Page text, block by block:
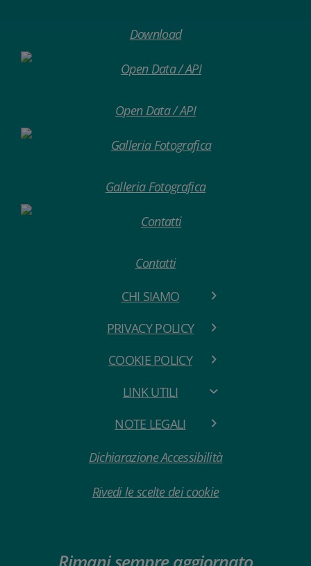
Download
Open Data / API
Galleria Fotografica
Contatti
CHI SIAMO
PRIVACY POLICY
COOKIE POLICY
LINK UTILI
NOTE LEGALI
Dichiarazione Accessibilità
Rivedi le scelte dei cookie
Rimani sempre aggiornato